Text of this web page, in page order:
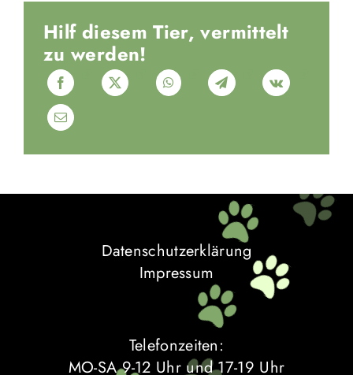
Hilf diesem Tier, vermittelt
zu werden!
Datenschutzerklärung
Impressum
Telefonzeiten:
MO-SA 9-12 Uhr und 17-19 Uhr